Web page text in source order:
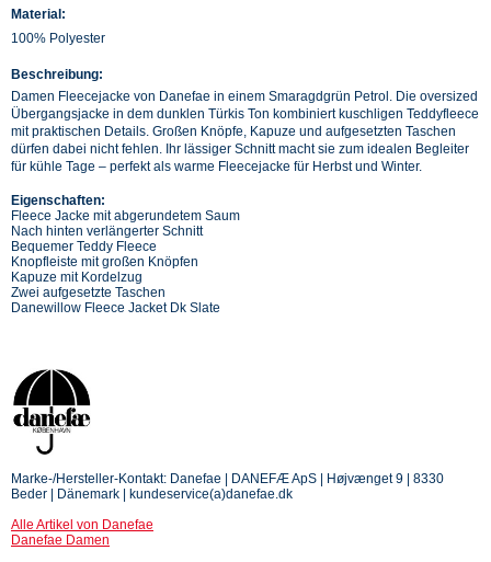
Material:
100% Polyester
Beschreibung:
Damen Fleecejacke von Danefae in einem Smaragdgrün Petrol. Die oversized
Übergangsjacke in dem dunklen Türkis Ton kombiniert kuschligen Teddyfleece
mit praktischen Details. Großen Knöpfe, Kapuze und aufgesetzten Taschen
dürfen dabei nicht fehlen. Ihr lässiger Schnitt macht sie zum idealen Begleiter
für kühle Tage – perfekt als warme Fleecejacke für Herbst und Winter.
Eigenschaften:
Fleece Jacke mit abgerundetem Saum
Nach hinten verlängerter Schnitt
Bequemer Teddy Fleece
Knopfleiste mit großen Knöpfen
Kapuze mit Kordelzug
Zwei aufgesetzte Taschen
Danewillow Fleece Jacket Dk Slate
Marke-/Hersteller-Kontakt: Danefae | DANEFÆ ApS | Højvænget 9 | 8330
Beder | Dänemark | kundeservice(a)danefae.dk
Alle Artikel von Danefae
Danefae Damen